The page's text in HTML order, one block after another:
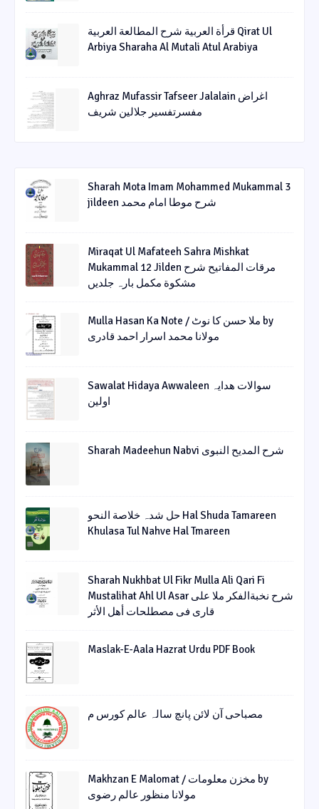
قرأة العربیة شرح المطالعة العربیة Qirat Ul
Arbiya Sharaha Al Mutali Atul Arabiya
Aghraz Mufassir Tafseer Jalalain اغراض
مفسرتفسیر جلالین شریف
Sharah Mota Imam Mohammed Mukammal 3
jildeen شرح موطا امام محمد
Miraqat Ul Mafateeh Sahra Mishkat
Mukammal 12 Jilden مرقات المفاتیح شرح
مشکوة مکمل بارہ جلدیں
Mulla Hasan Ka Note / ملا حسن کا نوٹ by
مولانا محمد اسرار احمد قادری
Sawalat Hidaya Awwaleen سوالات ھدایہ
اولین
Sharah Madeehun Nabvi شرح المدیح النبوی
حل شدہ خلاصة النحو Hal Shuda Tamareen
Khulasa Tul Nahve Hal Tmareen
Sharah Nukhbat Ul Fikr Mulla Ali Qari Fi
Mustalihat Ahl Ul Asar شرح نخبةالفکر ملا علی
قاری فی مصطلحات أھل الأثر
Maslak-E-Aala Hazrat Urdu PDF Book
مصباحی آن لائن پانچ سالہ عالم کورس م
Makhzan E Malomat / مخزن معلومات by
مولانا منظور عالم رضوی